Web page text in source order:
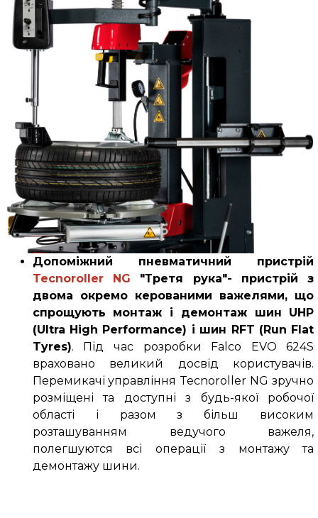
Допоміжний пневматичний пристрій
Tecnoroller NG "Третя рука"- пристрій з
двома окремо керованими важелями, що
спрощують монтаж і демонтаж шин UHP
(Ultra High Performance) і шин RFT (Run Flat
Tyres). Під час розробки Falco EVO 624S
враховано великий досвід користувачів.
Перемикачі управління Tecnoroller NG зручно
розміщені та доступні з будь-якої робочої
області і разом з більш високим
розташуванням ведучого важеля,
полегшуются всі операції з монтажу та
демонтажу шини.